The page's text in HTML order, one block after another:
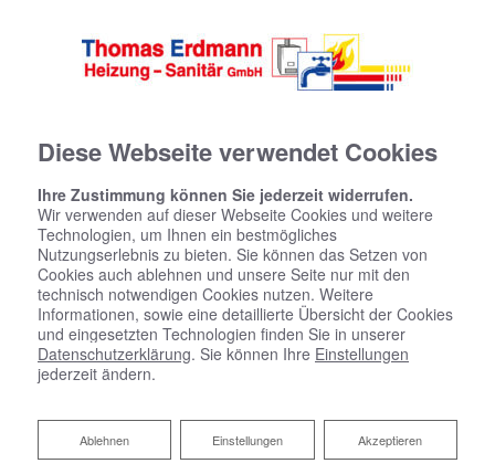
Heizen mit Holz
Nachhaltige Wärme im ganzen Haus
Diese Webseite verwendet Cookies
Ihre Zustimmung können Sie jederzeit widerrufen.
Wir verwenden auf dieser Webseite Cookies und weitere
Technologien, um Ihnen ein bestmögliches
Nutzungserlebnis zu bieten. Sie können das Setzen von
Cookies auch ablehnen und unsere Seite nur mit den
technisch notwendigen Cookies nutzen. Weitere
Informationen, sowie eine detaillierte Übersicht der Cookies
und eingesetzten Technologien finden Sie in unserer
Datenschutzerklärung. Sie können Ihre Einstellungen
jederzeit ändern.
Akzeptieren
Einstellungen
Ablehnen
Ablehnen